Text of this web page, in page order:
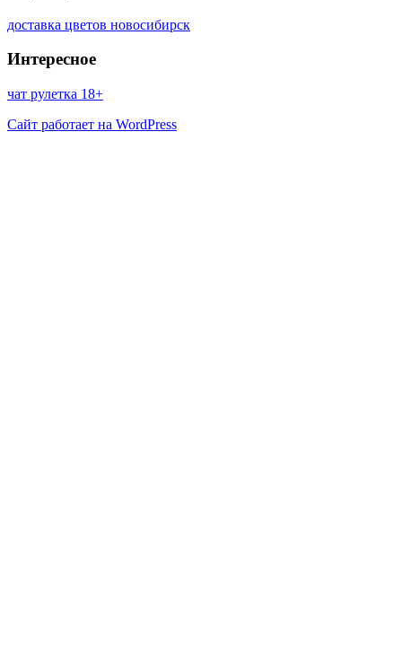
доставка цветов новосибирск
Интересное
чат рулетка 18+
Сайт работает на WordPress